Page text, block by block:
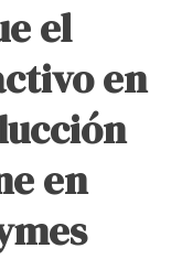
el
en
en